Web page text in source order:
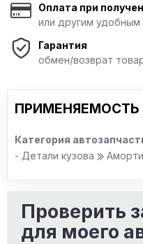
Оплата при
или другим удобным
Гарантия
обмен/возврат
ПРИМЕНЯЕМОСТЬ
Категория
- Детали кузова
Проверить
для моего